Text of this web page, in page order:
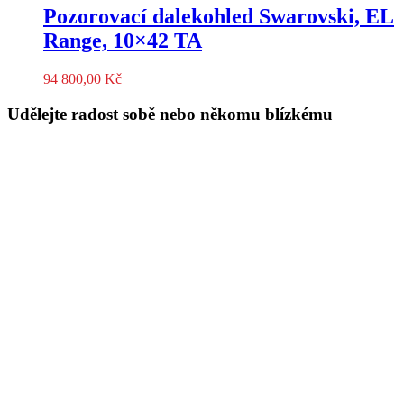
Pozorovací dalekohled Swarovski, EL
Range, 10×42 TA
94 800,00 Kč
Udělejte radost sobě nebo někomu blízkému